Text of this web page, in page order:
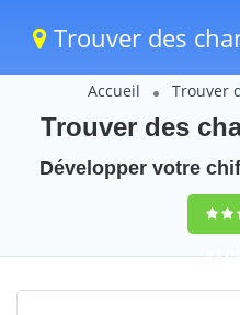
Trouver des
Accueil Trouver
Trouver des
Développer votre
9,5